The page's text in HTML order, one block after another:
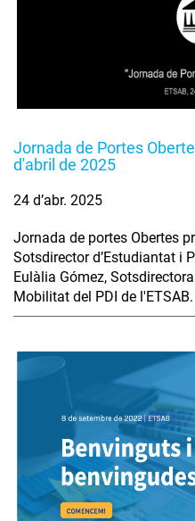
Jornada de Portes
d'abril de 2025
24 d’abr. 2025
Jornada de portes Obertes
Sotsdirector d’Estudiantat i
Eulàlia Gómez,
Mobilitat del PDI de l'ETSAB.